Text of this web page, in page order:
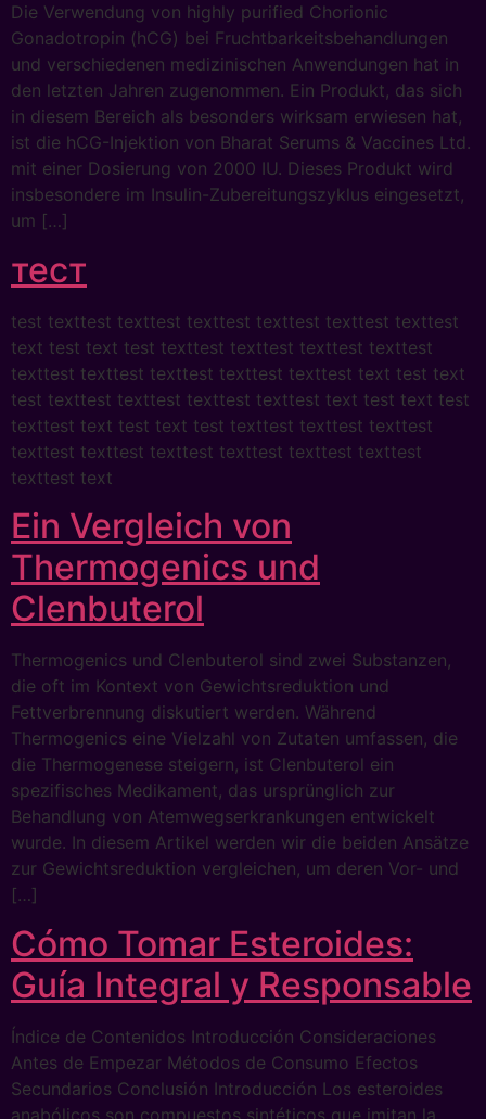
Die Verwendung von highly purified Chorionic
Gonadotropin (hCG) bei Fruchtbarkeitsbehandlungen
und verschiedenen medizinischen Anwendungen hat in
den letzten Jahren zugenommen. Ein Produkt, das sich
in diesem Bereich als besonders wirksam erwiesen hat,
ist die hCG-Injektion von Bharat Serums & Vaccines Ltd.
mit einer Dosierung von 2000 IU. Dieses Produkt wird
insbesondere im Insulin-Zubereitungszyklus eingesetzt,
um […]
тест
test texttest texttest texttest texttest texttest texttest
text test text test texttest texttest texttest texttest
texttest texttest texttest texttest texttest text test text
test texttest texttest texttest texttest text test text test
texttest text test text test texttest texttest texttest
texttest texttest texttest texttest texttest texttest
texttest text
Ein Vergleich von
Thermogenics und
Clenbuterol
Thermogenics und Clenbuterol sind zwei Substanzen,
die oft im Kontext von Gewichtsreduktion und
Fettverbrennung diskutiert werden. Während
Thermogenics eine Vielzahl von Zutaten umfassen, die
die Thermogenese steigern, ist Clenbuterol ein
spezifisches Medikament, das ursprünglich zur
Behandlung von Atemwegserkrankungen entwickelt
wurde. In diesem Artikel werden wir die beiden Ansätze
zur Gewichtsreduktion vergleichen, um deren Vor- und
[…]
Cómo Tomar Esteroides:
Guía Integral y Responsable
Índice de Contenidos Introducción Consideraciones
Antes de Empezar Métodos de Consumo Efectos
Secundarios Conclusión Introducción Los esteroides
anabólicos son compuestos sintéticos que imitan la